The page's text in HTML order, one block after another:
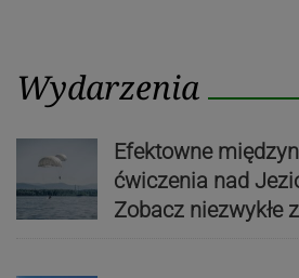
Wydarzenia
Efektowne
ćwiczenia nad
Zobacz niezwykłe